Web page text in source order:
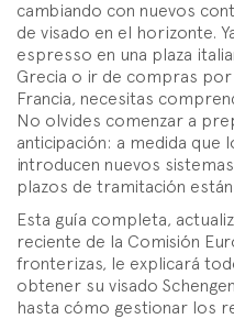
cambiando con nuevos
de visado en el horizonte.
espresso en una plaza
Grecia o ir de compras
Francia, necesitas
No olvides comenzar a
anticipación: a medida que
introducen nuevos
plazos de tramitación
Esta guía completa,
reciente de la Comisión
fronterizas, le explicará
obtener su visado
hasta cómo gestionar los